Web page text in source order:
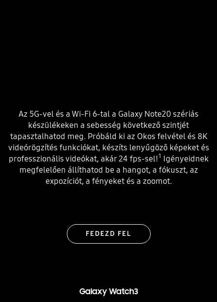
Az 5G-vel és a Wi-Fi 6-tal a Galaxy Note20 szériás
készülékeken a sebesség következő szintjét
tapasztalhatod meg. Próbáld ki az Okos felvétel és 8K
videórögzítés funkciókat, készíts lenyűgöző képeket és
professzionális videókat, akár 24 fps-sel!1 Igényeidnek
megfelelően állíthatod be a hangot, a fókuszt, az
expozíciót, a fényeket és a zoomot.
FEDEZD FEL
Galaxy Watch3